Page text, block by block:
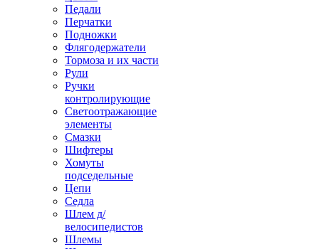
Педали
Перчатки
Подножки
Флягодержатели
Тормоза и их части
Рули
Ручки
контролирующие
Светоотражающие
элементы
Смазки
Шифтеры
Хомуты
подседельные
Цепи
Седла
Шлем д/
велосипедистов
Шлемы